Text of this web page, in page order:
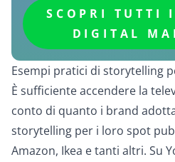
SCOPRI TUTTI
DIGITAL
Esempi pratici di storytelling
È sufficiente accendere la
conto di quanto i brand
storytelling per i loro spot
Amazon, Ikea e tanti altri. Su